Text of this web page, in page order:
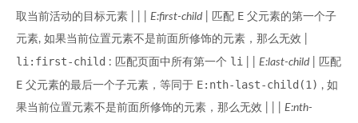
取当前活动的目标元素 | | | E:first-child | 匹配 E 父元素的第一个子
元素, 如果当前位置元素不是前面所修饰的元素，那么无效 |
li:first-child : 匹配页面中所有第一个 li E:last-child | 匹配
E 父元素的最后一个子元素，等同于 E:nth-last-child(1) , 如
果当前位置元素不是前面所修饰的元素，那么无效 | | | E:nth-